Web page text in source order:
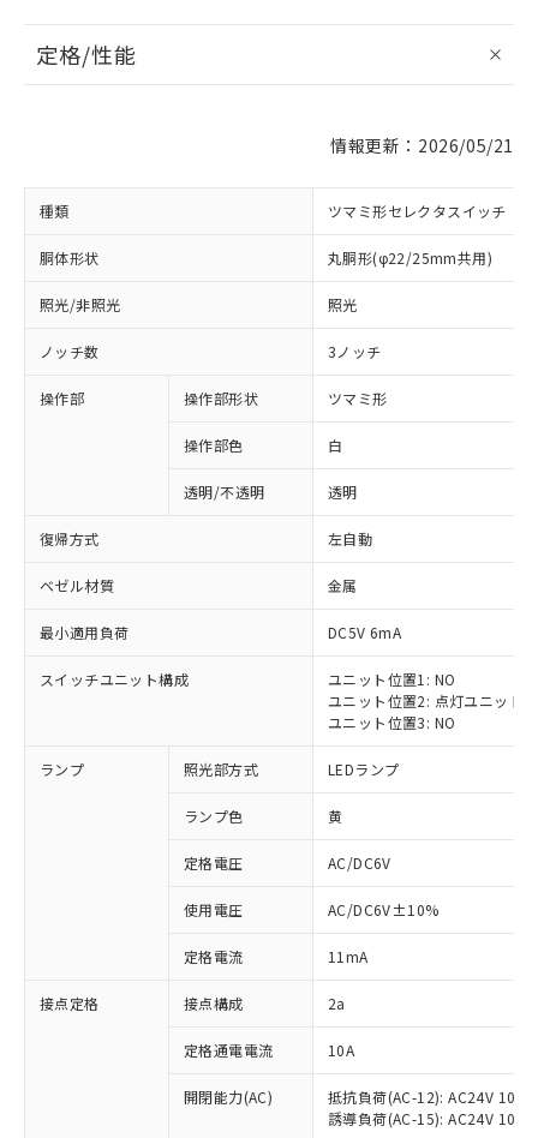
定格/性能
情報更新：2026/05/21
種類 ツマミ形セレクタスイッチ
胴体形状 丸胴形(φ22/25mm共用)
照光/非照光 照光
ノッチ数 3ノッチ
操作部 操作部形状 ツマミ形
操作部色 白
透明/不透明 透明
復帰方式 左自動
ベゼル材質 金属
最小適用負荷 DC5V 6mA
スイッチユニット構成
ユニット位置1: NO
ユニット位置2: 点灯ユニット
ユニット位置3: NO
ランプ 照光部方式 LEDランプ
ランプ色 黄
定格電圧 AC/DC6V
使用電圧 AC/DC6V±10%
定格電流 11mA
接点定格 接点構成 2a
定格通電電流 10A
開閉能力(AC)
抵抗負荷(AC-12): AC24V 10A/
誘導負荷(AC-15): AC24V
ご利用条件
以下の条件をお読みいただき、同意のうえ
ご利用ください。
本サービスは、当社制御機器事業取扱
商品の当社在庫状況および標準価格
(税抜)を提供させていただくもので
当社制御機器事業取扱商品の中には、
対応済み：EU RoHS指令（10物質）の
非含有に対応した製品が提供可能な商品で
対応予定：EU RoHS指令（10物質）の非含
有に対応した製品に切り替える予定のある
対応予定なし：EU RoHS指令（10物質）の
非含有に非対応の商品で、対応品を出す予
調査・確認中：EU RoHS指令（10物質）の
非含有の対応状況を調査中または確認中の
非該当品：ライセンス料など無形物で、有
害物質有無と関係のない商品です。
仕入先様の事情により、非含有部品として
「○」：最大均質材料含有率が中国RoHSの
基準値以下であることを示します。
「×」：最大均質材料含有率が中国RoHSの